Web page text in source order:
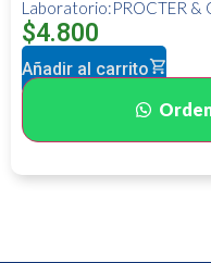
Laboratorio:PROCTER &
$4.800
Añadir al carrito